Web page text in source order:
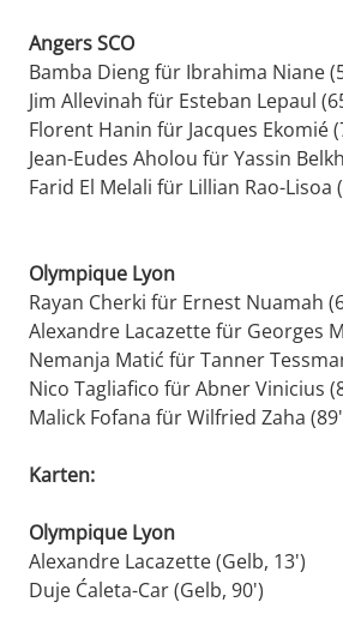
Angers SCO
Bamba Dieng für Ibrahima Niane
Jim Allevinah für Esteban Lepaul
Florent Hanin für Jacques Ekomié
Jean-Eudes Aholou für Yassin
Farid El Melali für Lillian Rao-Lisoa
Olympique Lyon
Rayan Cherki für Ernest Nuamah
Alexandre Lacazette für Georges
Nemanja Matić für Tanner
Nico Tagliafico für Abner Vinicius
Malick Fofana für Wilfried Zaha
Karten:
Olympique Lyon
Alexandre Lacazette (Gelb, 13')
Duje Ćaleta-Car (Gelb, 90')